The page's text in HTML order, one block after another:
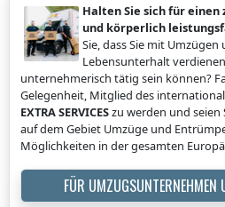
Halten Sie sich für
und körperlich
Sie, dass Sie mit
Lebensunterhalt
unternehmerisch tätig sein können?
Gelegenheit, Mitglied des
EXTRA SERVICESzu werden und
auf dem Gebiet Umzüge und
Möglichkeiten in der gesamten
FÜR UMZUGSUNTERNEHMEN